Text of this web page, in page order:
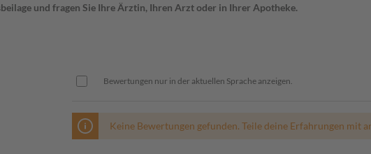
und fragen Sie Ihre Ärztin, Ihren Arzt oder in Ihrer Apotheke.
Bewertungen nur in der aktuellen Sprache anzeigen.
Keine Bewertungen gefunden. Teile deine Erfahrungen mit